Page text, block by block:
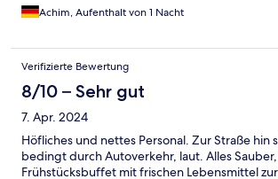
Achim, Aufenthalt von 1 Nacht
Verifizierte Bewertung
8/10 – Sehr gut
7. Apr. 2024
Höfliches und nettes Personal. Zur Straße hin
bedingt durch Autoverkehr, laut. Alles
Frühstücksbuffet mit frischen Lebensmittel